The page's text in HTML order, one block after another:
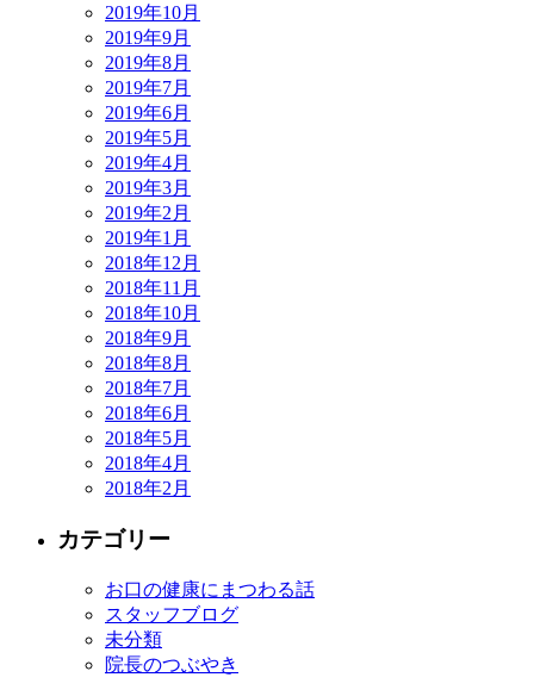
2019年10月
2019年9月
2019年8月
2019年7月
2019年6月
2019年5月
2019年4月
2019年3月
2019年2月
2019年1月
2018年12月
2018年11月
2018年10月
2018年9月
2018年8月
2018年7月
2018年6月
2018年5月
2018年4月
2018年2月
カテゴリー
お口の健康にまつわる話
スタッフブログ
未分類
院長のつぶやき